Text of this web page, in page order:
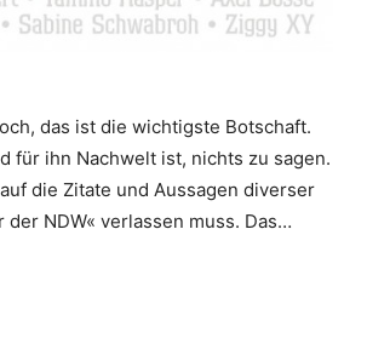
das ist die wichtigste Botschaft.
für ihn Nachwelt ist, nichts zu sagen.
die Zitate und Aussagen diverser
NDW« verlassen muss. Das…